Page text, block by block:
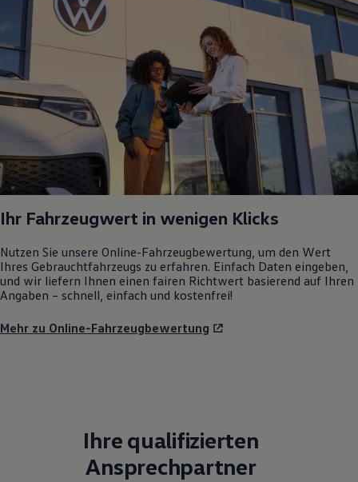
Ihr Fahrzeugwert in wenigen Klicks
Nutzen Sie unsere Online-Fahrzeugbewertung, um den Wert
Ihres Gebrauchtfahrzeugs zu erfahren. Einfach Daten eingeben,
und wir liefern Ihnen einen fairen Richtwert basierend auf Ihren
Angaben – schnell, einfach und kostenfrei!
Mehr zu Online-Fahrzeugbewertung
Ihre qualifizierten
Ansprechpartner